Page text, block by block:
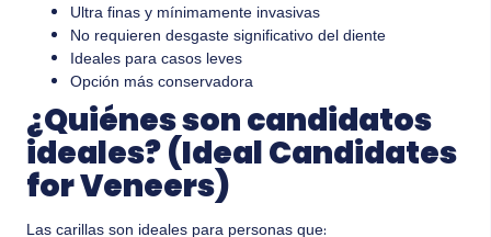
Ultra finas y mínimamente invasivas
No requieren desgaste significativo del diente
Ideales para casos leves
Opción más conservadora
¿Quiénes son candidatos
ideales? (Ideal Candidates
for Veneers)